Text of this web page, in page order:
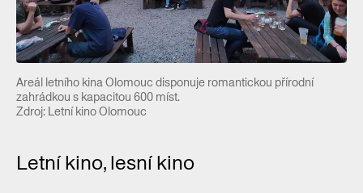
Areál letního kina Olomouc disponuje romantickou přírodní
zahrádkou s kapacitou 600 míst.
Zdroj: Letní kino Olomouc
Letní kino, lesní kino